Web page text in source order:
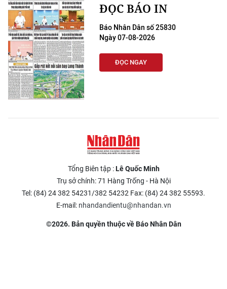
ĐỌC BÁO IN
Báo Nhân Dân số 25830
Ngày 07-08-2026
ĐỌC NGAY
Tổng Biên tập :Lê Quốc Minh
Trụ sở chính: 71 Hàng Trống - Hà Nội
Tel: (84) 24 382 54231/382 54232 Fax: (84) 24 382 55593.
E-mail: nhandandientu@nhandan.vn
©2026. Bản quyền thuộc về Báo Nhân Dân